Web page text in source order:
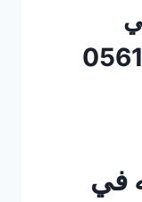
في